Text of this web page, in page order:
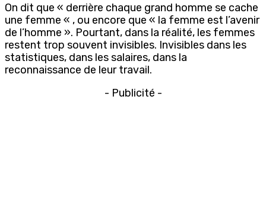
On dit que « derrière chaque grand homme se cache
une femme « , ou encore que « la femme est l’avenir
de l’homme ». Pourtant, dans la réalité, les femmes
restent trop souvent invisibles. Invisibles dans les
statistiques, dans les salaires, dans la
reconnaissance de leur travail.
- Publicité -